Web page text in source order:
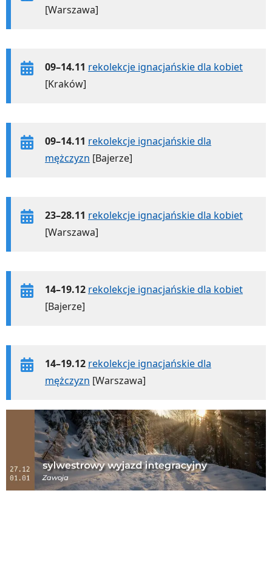
[Warszawa]
09–14.11 rekolekcje ignacjańskie dla kobiet
[Kraków]
09–14.11 rekolekcje ignacjańskie dla
mężczyzn [Bajerze]
23–28.11 rekolekcje ignacjańskie dla kobiet
[Warszawa]
14–19.12 rekolekcje ignacjańskie dla kobiet
[Bajerze]
14–19.12 rekolekcje ignacjańskie dla
mężczyzn [Warszawa]